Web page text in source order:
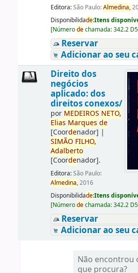
Editora:São Paulo:Almedina,
Disponibilidade:Itens
[Númerodechamada:342.2
Reservar
Adicionar ao seu
Direito dos
negócios
aplicado: dos
direitos conexos/
por MEDEIROS NETO,
Elias Marques de
[Coordenador] |
SIMÃO FILHO,
Adalberto
[Coordenador].
Editora:São Paulo:
Almedina,2016
Disponibilidade:Itens
[Númerodechamada:342.2
Reservar
Adicionar ao seu
Não encontrou
que procura?